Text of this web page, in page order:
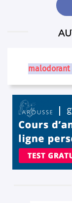
malodorant